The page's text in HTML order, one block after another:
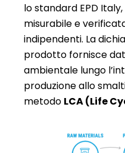
lo standard EPD
misurabile e
indipendenti. La
prodotto fornisce
ambientale lungo
produzione allo
metodo LCA (Life